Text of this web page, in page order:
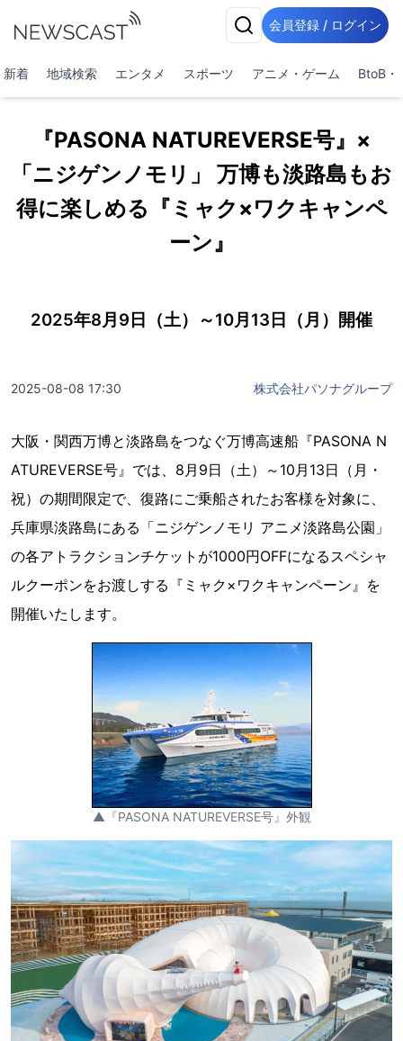
会員登録 / ログイン
新着 地域検索 エンタメ スポーツ アニメ・ゲーム BtoB・
『PASONA NATUREVERSE号』×
「ニジゲンノモリ」 万博も淡路島もお
得に楽しめる『ミャク×ワクキャンペ
ーン』
2025年8月9日（土）～10月13日（月）開催
2025-08-08 17:30 株式会社パソナグループ
大阪・関西万博と淡路島をつなぐ万博高速船『PASONA N
ATUREVERSE号』では、8月9日（土）～10月13日（月・
祝）の期間限定で、復路にご乗船されたお客様を対象に、
兵庫県淡路島にある「ニジゲンノモリ アニメ淡路島公園」
の各アトラクションチケットが1000円OFFになるスペシャ
ルクーポンをお渡しする『ミャク×ワクキャンペーン』を
開催いたします。
▲『PASONA NATUREVERSE号』外観